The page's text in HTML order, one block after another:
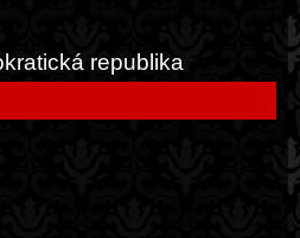
republika